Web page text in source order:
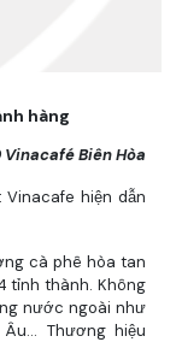
hàng
Vinacafé Biên Hòa
hiện dẫn
cà phê hòa tan
tỉnh thành. Không
nước ngoài như
Âu… Thương hiệu